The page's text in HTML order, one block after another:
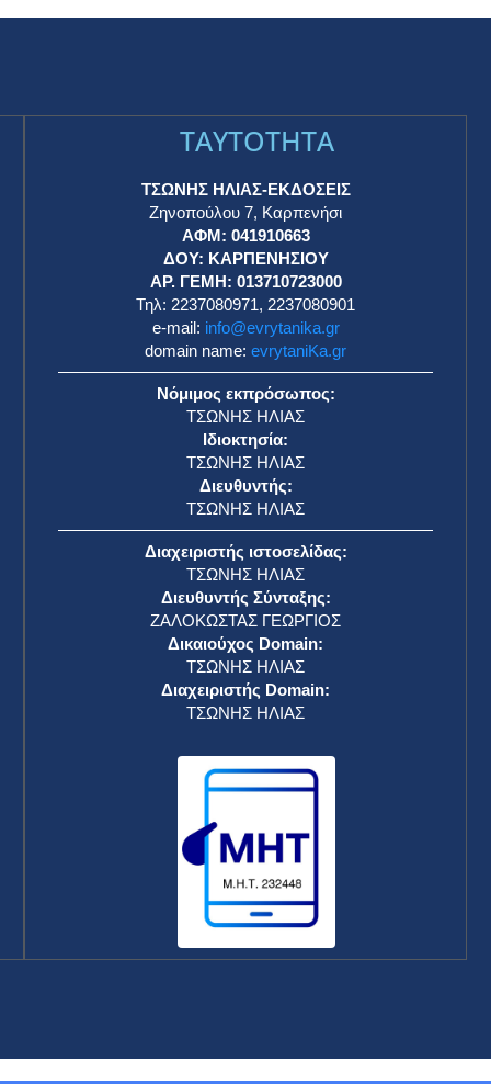
TAYTOTHTA
ΤΣΩΝΗΣ ΗΛΙΑΣ-ΕΚΔΟΣΕΙΣ
Ζηνοπούλου 7, Καρπενήσι
ΑΦΜ: 041910663
ΔΟΥ: ΚΑΡΠΕΝΗΣΙΟΥ
ΑΡ. ΓΕΜΗ: 013710723000
Τηλ: 2237080971, 2237080901
e-mail: info@evrytanika.gr
domain name: evrytaniKa.gr
Νόμιμος εκπρόσωπος:
ΤΣΩΝΗΣ ΗΛΙΑΣ
Ιδιοκτησία:
ΤΣΩΝΗΣ ΗΛΙΑΣ
Διευθυντής:
ΤΣΩΝΗΣ ΗΛΙΑΣ
Διαχειριστής ιστοσελίδας:
ΤΣΩΝΗΣ ΗΛΙΑΣ
Διευθυντής Σύνταξης:
ΖΑΛΟΚΩΣΤΑΣ ΓΕΩΡΓΙΟΣ
Δικαιούχος Domain:
ΤΣΩΝΗΣ ΗΛΙΑΣ
Διαχειριστής Domain:
ΤΣΩΝΗΣ ΗΛΙΑΣ